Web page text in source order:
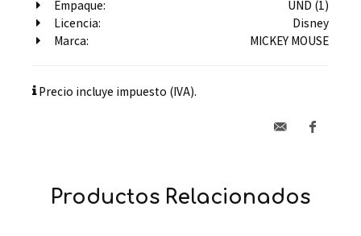
Empaque:
UND (1)
Licencia:
Disney
Marca:
MICKEY MOUSE
Precio incluye impuesto (IVA).
Productos Relacionados